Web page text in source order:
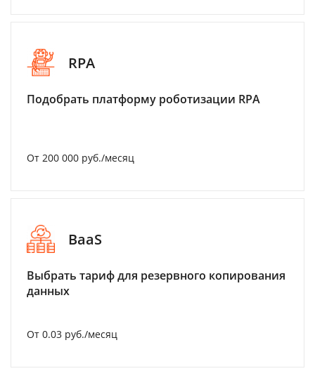
RPA
Подобрать платформу роботизации RPA
От 200 000 руб./месяц
BaaS
Выбрать тариф для резервного копирования
данных
От 0.03 руб./месяц